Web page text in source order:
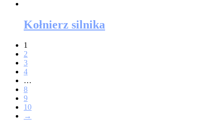
Kołnierz silnika
1
2
3
4
…
8
9
10
→